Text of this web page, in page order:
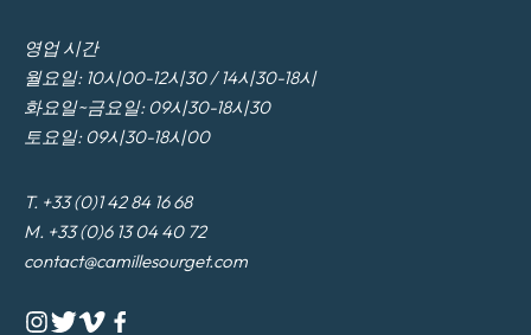
영업 시간
월요일: 10시00-12시30 / 14시30-18시
화요일~금요일: 09시30-18시30
토요일: 09시30-18시00
T. +33 (0)1 42 84 16 68
M. +33 (0)6 13 04 40 72
contact@camillesourget.com